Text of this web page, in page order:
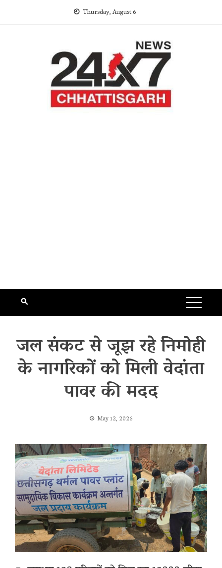
Thursday, August 6
जल संकट से जूझ रहे निमोही
के नागरिकों को मिली वेदांता
पावर की मदद
May 12, 2026